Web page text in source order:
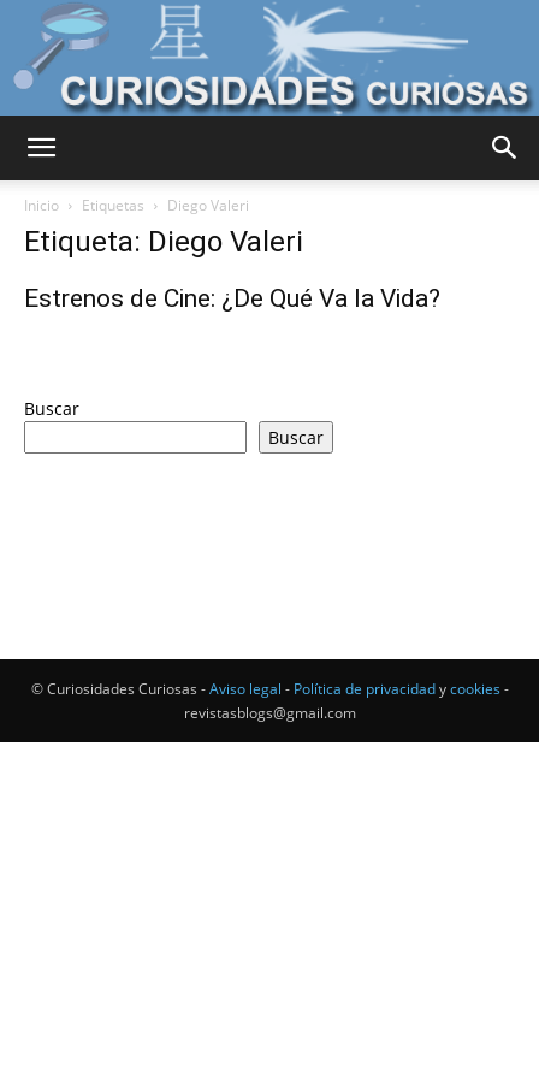
Inicio Etiquetas Diego Valeri
Etiqueta: Diego Valeri
Estrenos de Cine: ¿De Qué Va la Vida?
Buscar
Buscar
© Curiosidades Curiosas -Aviso legal - Política de privacidadycookies -
revistasblogs@gmail.com